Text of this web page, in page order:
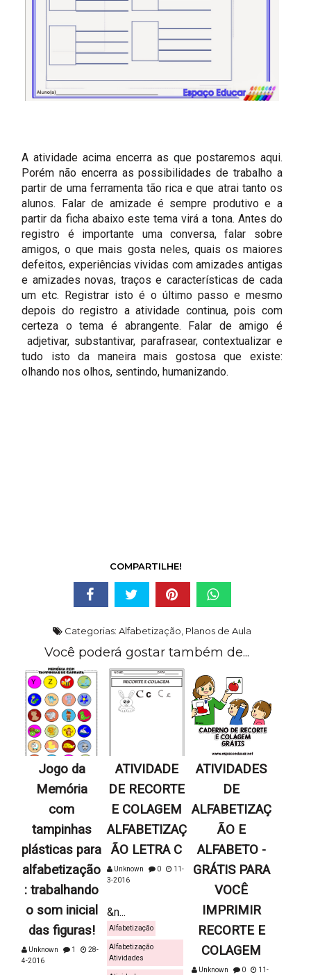
A atividade acima encerra as que postaremos aqui.
Porém não encerra as possibilidades de trabalho a
partir de uma ferramenta tão rica e que atrai tanto os
alunos. Falar de amizade é sempre produtivo e a
partir da ficha abaixo este tema virá a tona. Antes do
registro é importante uma conversa, falar sobre
amigos, o que mais gosta neles, quais os maiores
defeitos, experiências vividas com amizades antigas
e amizades novas, traços e características de cada
um etc. Registrar isto é o último passo e mesmo
depois do registro a atividade continua, pois com
certeza o tema é abrangente. Falar de amigo é
adjetivar, substantivar, parafrasear, contextualizar e
tudo isto da maneira mais gostosa que existe:
olhando nos olhos, sentindo, humanizando.
COMPARTILHE!
Categorias:Alfabetização Planos de Aula
Você poderá gostar também de...
Jogo da
Memória
com
tampinhas
plásticas para
alfabetização
: trabalhando
o som inicial
das figuras!
Unknown 1
28-
4-2016
ATIVIDADE
DE RECORTE
E COLAGEM
ALFABETIZAÇ
ÃO LETRA C
Unknown 0
11-
3-2016
&n...
Alfabetização
Alfabetização
Atividades
ATIVIDADES
DE
ALFABETIZAÇ
ÃO E
ALFABETO -
GRÁTIS PARA
VOCÊ
IMPRIMIR
RECORTE E
COLAGEM
Unknown 0 11-